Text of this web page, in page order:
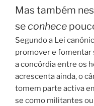
Mas também
seconhece
Segundo a Lei
promover e fomentar
a concórdia entre os
acrescenta ainda, o
tomem parte activa
se como militantes